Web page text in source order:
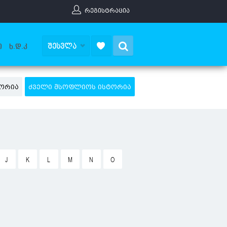
ᲠᲔᲒᲘᲡᲢᲠᲐᲪᲘᲐ
Ხ.Დ.Კ ᲨᲔᲡᲕᲚᲐ
ᲫᲕᲔᲚᲘ ᲛᲡᲝᲤᲚᲘᲝᲡ ᲘᲡᲢᲝᲠᲘᲐ
J K L M N O